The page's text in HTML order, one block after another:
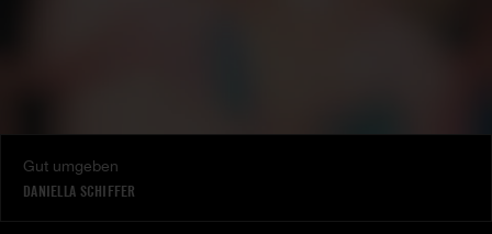
Gut umgeben
DANIELLA SCHIFFER